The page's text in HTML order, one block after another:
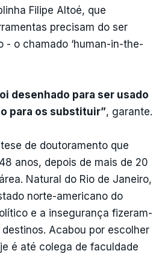
Filipe Altoé, que
precisam do ser
- o chamado ‘human-in-the-
desenhado para ser usado
para os substituir”, garante.
de doutoramento que
anos, depois de mais de 20
Natural do Rio de Janeiro,
norte-americano do
e a insegurança fizeram-
Acabou por escolher
é até colega de faculdade